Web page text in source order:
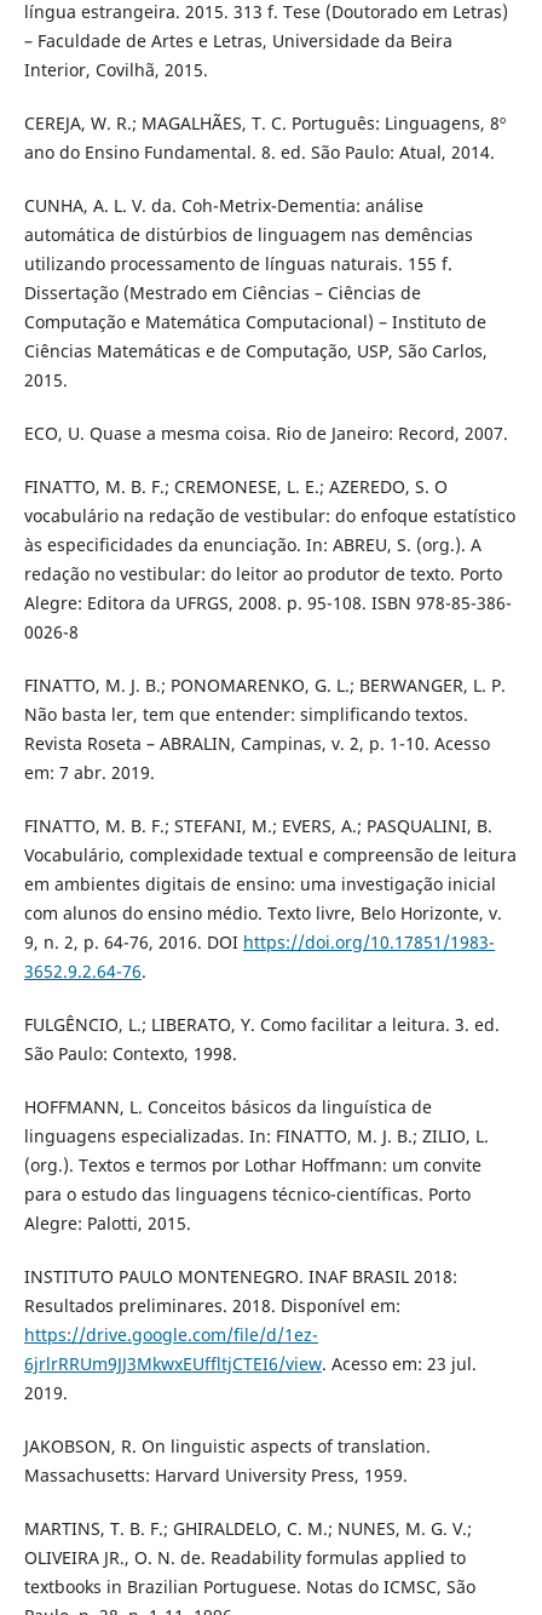
língua estrangeira. 2015. 313 f. Tese (Doutorado em Letras)
– Faculdade de Artes e Letras, Universidade da Beira
Interior, Covilhã, 2015.
CEREJA, W. R.; MAGALHÃES, T. C. Português: Linguagens, 8º
ano do Ensino Fundamental. 8. ed. São Paulo: Atual, 2014.
CUNHA, A. L. V. da. Coh-Metrix-Dementia: análise
automática de distúrbios de linguagem nas demências
utilizando processamento de línguas naturais. 155 f.
Dissertação (Mestrado em Ciências – Ciências de
Computação e Matemática Computacional) – Instituto de
Ciências Matemáticas e de Computação, USP, São Carlos,
2015.
ECO, U. Quase a mesma coisa. Rio de Janeiro: Record, 2007.
FINATTO, M. B. F.; CREMONESE, L. E.; AZEREDO, S. O
vocabulário na redação de vestibular: do enfoque estatístico
às especificidades da enunciação. In: ABREU, S. (org.). A
redação no vestibular: do leitor ao produtor de texto. Porto
Alegre: Editora da UFRGS, 2008. p. 95-108. ISBN 978-85-386-
0026-8
FINATTO, M. J. B.; PONOMARENKO, G. L.; BERWANGER, L. P.
Não basta ler, tem que entender: simplificando textos.
Revista Roseta – ABRALIN, Campinas, v. 2, p. 1-10. Acesso
em: 7 abr. 2019.
FINATTO, M. B. F.; STEFANI, M.; EVERS, A.; PASQUALINI, B.
Vocabulário, complexidade textual e compreensão de leitura
em ambientes digitais de ensino: uma investigação inicial
com alunos do ensino médio. Texto livre, Belo Horizonte, v.
9, n. 2, p. 64-76, 2016. DOI https://doi.org/10.17851/1983-
3652.9.2.64-76.
FULGÊNCIO, L.; LIBERATO, Y. Como facilitar a leitura. 3. ed.
São Paulo: Contexto, 1998.
HOFFMANN, L. Conceitos básicos da linguística de
linguagens especializadas. In: FINATTO, M. J. B.; ZILIO, L.
(org.). Textos e termos por Lothar Hoffmann: um convite
para o estudo das linguagens técnico-científicas. Porto
Alegre: Palotti, 2015.
INSTITUTO PAULO MONTENEGRO. INAF BRASIL 2018:
Resultados preliminares. 2018. Disponível em:
https://drive.google.com/file/d/1ez-
6jrlrRRUm9JJ3MkwxEUffltjCTEI6/view. Acesso em: 23 jul.
2019.
JAKOBSON, R. On linguistic aspects of translation.
Massachusetts: Harvard University Press, 1959.
MARTINS, T. B. F.; GHIRALDELO, C. M.; NUNES, M. G. V.;
OLIVEIRA JR., O. N. de. Readability formulas applied to
textbooks in Brazilian Portuguese. Notas do ICMSC, São